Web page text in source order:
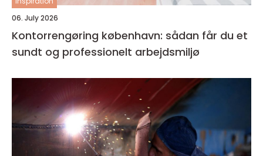
06. July 2026
Kontorrengøring københavn: sådan får du et
sundt og professionelt arbejdsmiljø